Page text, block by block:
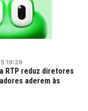
19:29
RTP reduz diretores
aderem às